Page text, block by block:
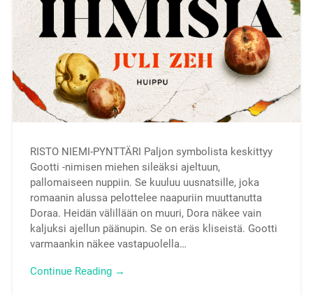
RISTO NIEMI-PYNTTÄRI Paljon symbolista keskittyy
Gootti -nimisen miehen sileäksi ajeltuun,
pallomaiseen nuppiin. Se kuuluu uusnatsille, joka
romaanin alussa pelottelee naapuriin muuttanutta
Doraa. Heidän välillään on muuri, Dora näkee vain
kaljuksi ajellun päänupin. Se on eräs kliseistä. Gootti
varmaankin näkee vastapuolella…
Continue Reading →